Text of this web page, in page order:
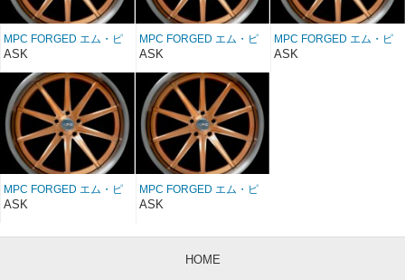
MPC FORGED エム・ピ
ーシー フォージド MPC
ASK
MPC FORGED エム・ピ
ーシー フォージド MPC
ASK
MPC FORGED エム・ピ
ーシー フォージド MPC
ASK
MPC FORGED エム・ピ
ーシー フォージド MPC
ASK
MPC FORGED エム・ピ
ーシー フォージド MPC
ASK
HOME